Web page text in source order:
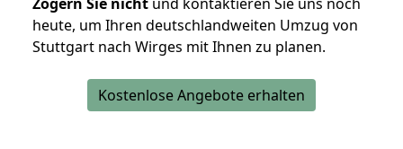
heute, um Ihren deutschlandweiten Umzug von
Stuttgart nach Wirges mit Ihnen zu planen.
Kostenlose Angebote erhalten